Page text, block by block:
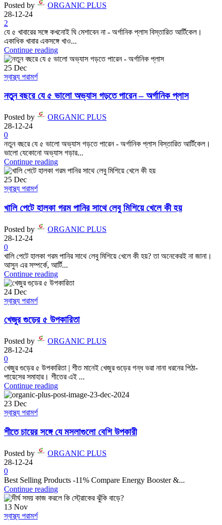
Posted by
ORGANIC PLUS
28-12-24
2
যে ৫ খাবারের সঙ্গে কখনোই ঘি মেশাবেন না - অর্গানিক প্লাস বিস্তারিত আর্টিকেল।
একাধিক খাবার একসঙ্গে খাও...
Continue reading
25 Dec
স্বাস্থ্য পরামর্শ
নতুন বছরে যে ৫ ভালো অভ্যাস গড়তে পারেন – অর্গানিক প্লাস
Posted by
ORGANIC PLUS
28-12-24
0
নতুন বছরে যে ৫ ভালো অভ্যাস গড়তে পারেন - অর্গানিক প্লাস বিস্তারিত আর্টিকেল।
ভালো যেকোনো অভ্যাস গড়ার...
Continue reading
25 Dec
স্বাস্থ্য পরামর্শ
খালি পেটে হালকা গরম পানির সাথে লেবু মিশিয়ে খেলে কী হয়
Posted by
ORGANIC PLUS
28-12-24
0
খালি পেটে হালকা গরম পানির সাথে লেবু মিশিয়ে খেলে কী হয়? তা অনেকেরই না জানা।
আসুন এর সম্পর্কে, আর্টি...
Continue reading
24 Dec
স্বাস্থ্য পরামর্শ
খেজুর গুড়ের ৫ উপকারিতা
Posted by
ORGANIC PLUS
28-12-24
0
খেজুর গুড়ের ৫ উপকারিতা | শীত মানেই খেজুর গুড়ের গন্ধ ভরা নানা ধরনের পিঠা-
পায়েসের সমাহার। শীতের এই ...
Continue reading
23 Dec
স্বাস্থ্য পরামর্শ
শীতে চায়ের সঙ্গে যে মসলাগুলো বেশি উপকারী
Posted by
ORGANIC PLUS
28-12-24
0
Best Selling Products -11% Compare Energy Booster &...
Continue reading
13 Nov
স্বাস্থ্য পরামর্শ